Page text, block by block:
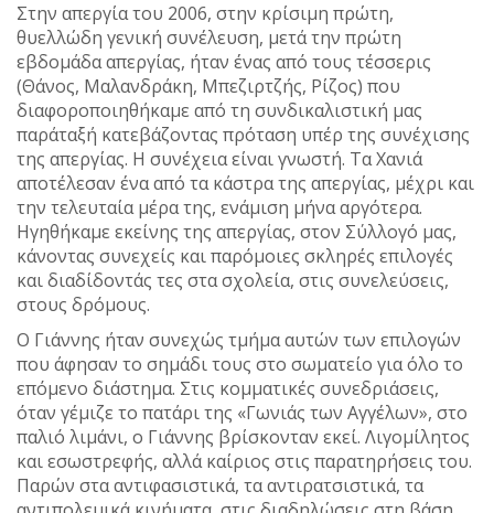
Στην απεργία του 2006, στην κρίσιμη πρώτη,
θυελλώδη γενική συνέλευση, μετά την πρώτη
εβδομάδα απεργίας, ήταν ένας από τους τέσσερις
(Θάνος, Μαλανδράκη, Μπεζιρτζής, Ρίζος) που
διαφοροποιηθήκαμε από τη συνδικαλιστική μας
παράταξή κατεβάζοντας πρόταση υπέρ της συνέχισης
της απεργίας. Η συνέχεια είναι γνωστή. Τα Χανιά
αποτέλεσαν ένα από τα κάστρα της απεργίας, μέχρι και
την τελευταία μέρα της, ενάμιση μήνα αργότερα.
Ηγηθήκαμε εκείνης της απεργίας, στον Σύλλογό μας,
κάνοντας συνεχείς και παρόμοιες σκληρές επιλογές
και διαδίδοντάς τες στα σχολεία, στις συνελεύσεις,
στους δρόμους.
Ο Γιάννης ήταν συνεχώς τμήμα αυτών των επιλογών
που άφησαν το σημάδι τους στο σωματείο για όλο το
επόμενο διάστημα. Στις κομματικές συνεδριάσεις,
όταν γέμιζε το πατάρι της «Γωνιάς των Αγγέλων», στο
παλιό λιμάνι, ο Γιάννης βρίσκονταν εκεί. Λιγομίλητος
και εσωστρεφής, αλλά καίριος στις παρατηρήσεις του.
Παρών στα αντιφασιστικά, τα αντιρατσιστικά, τα